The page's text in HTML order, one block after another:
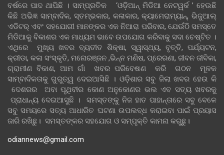
ବର୍ଷରେ ପାଦ ଥାପିଛି । ସାମ୍ପ୍ରତିକ ‘ଓଡ଼ିଆନ୍‍ ମିଡିଆ ନେଟୱର୍କ ’ ହେଉଛି
କିଛି ଅଭିଜ୍ଞ ସାମ୍ବାଦିକ, ସ୍ତମ୍ଭକାର, କଳାକାର, କ୍ୟାମେରାମ୍ୟାନ୍, ଭିଜୁଆଲ୍
ଏଡିଟର୍ ଏବଂ ସହଯୋଗୀ ମାନଙ୍କର ଏକ ନିଆରା ପରିବାର, ଯେଉଁଠି ସମସ୍ତେ
ମିଡିଆକୁ ବିକାଶର ଏକ ମାଧ୍ୟମ ଭାବେ ଉପଯୋଗ କରିବାକୁ ସଦା ଚେଷ୍ଟିତ ।
ଏଥିରେ ମୁଖ୍ୟ ଖବର ବ୍ୟତୀତ ଶିକ୍ଷା, ସ୍ୱାସ୍ଥ୍ୟ, ବୃତ୍ତି, ପର୍ଯ୍ୟଟନ,
କ୍ରୀଡା, କଳା ସଂସ୍କୃତି, ମନୋରଞ୍ଜନ ,ଭିନ୍ନ ମଣିଷ, ପ୍ରେରଣା, ଜୀବନ ଜୀବିକା,
ଗ୍ରାମୀଣ ବିକାଶ, ଆମ ଗାଁ ଖବର ପରିବେଷଣ କରି ଗଠନ ମୂଳକ
ସାମ୍ବାଦିକତାକୁ ଗୁରୁତ୍ୱ ଦେଇଆସିଛି । ଓଡ଼ିଶାର ସବୁ ଜିଲା ଖବର ହେଉ କି
ଦେଶରର ଅବା ପୃଥିବୀର କୋଣ ଅନୁକୋଣର ଭଲ ଏବ ସତ୍ୟ ଖବରକୁ
ପ୍ରାଧାନ୍ୟ ଦେଇଆସୁଛି । ସମସ୍ତଙ୍କୁ ନିଜ ହାତ ପାହାନ୍ତାରେ ସବୁ ବେଳେ
ସବୁ ସମୟରେ ସତ୍ୟ ଆଧାରିତ ଘଟଣା ଉପଲବ୍ଧ କରାଇବା ପାଇଁ ପ୍ରୟାସ
ଜାରି ରଖିଛୁ। ସମସ୍ତଙ୍କର ସହଯୋଗ ଓ ସମ୍ପୃକ୍ତି କାମନା କରୁଛୁ।
odiannews@gmail.com